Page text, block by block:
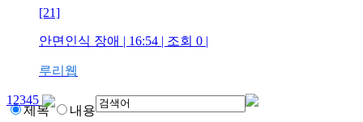
[21]
안면인식 장애 | 16:54 | 조회 0 |
루리웹
1 2345
제목 내용